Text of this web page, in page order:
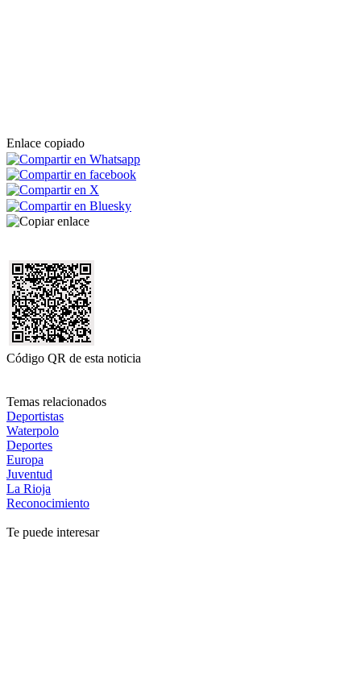
Enlace copiado
Código QR de esta noticia
Temas relacionados
Deportistas
Waterpolo
Deportes
Europa
Juventud
La Rioja
Reconocimiento
Te puede interesar